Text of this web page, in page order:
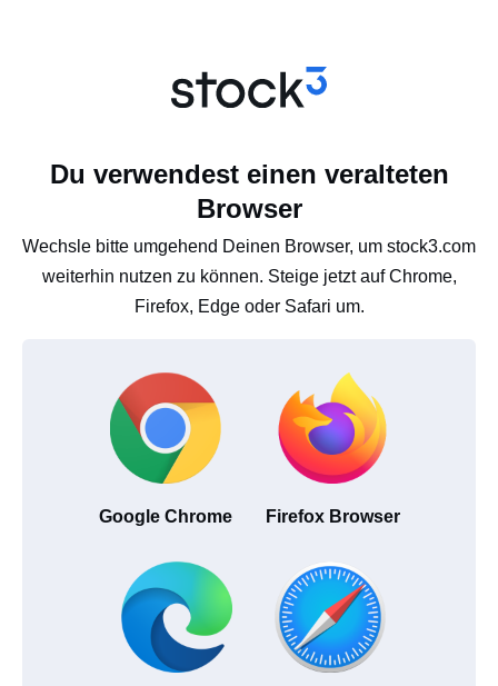
Du verwendest einen veralteten
Browser
Wechsle bitte umgehend Deinen Browser, um stock3.com
weiterhin nutzen zu können. Steige jetzt auf Chrome,
Firefox, Edge oder Safari um.
Google Chrome Firefox Browser